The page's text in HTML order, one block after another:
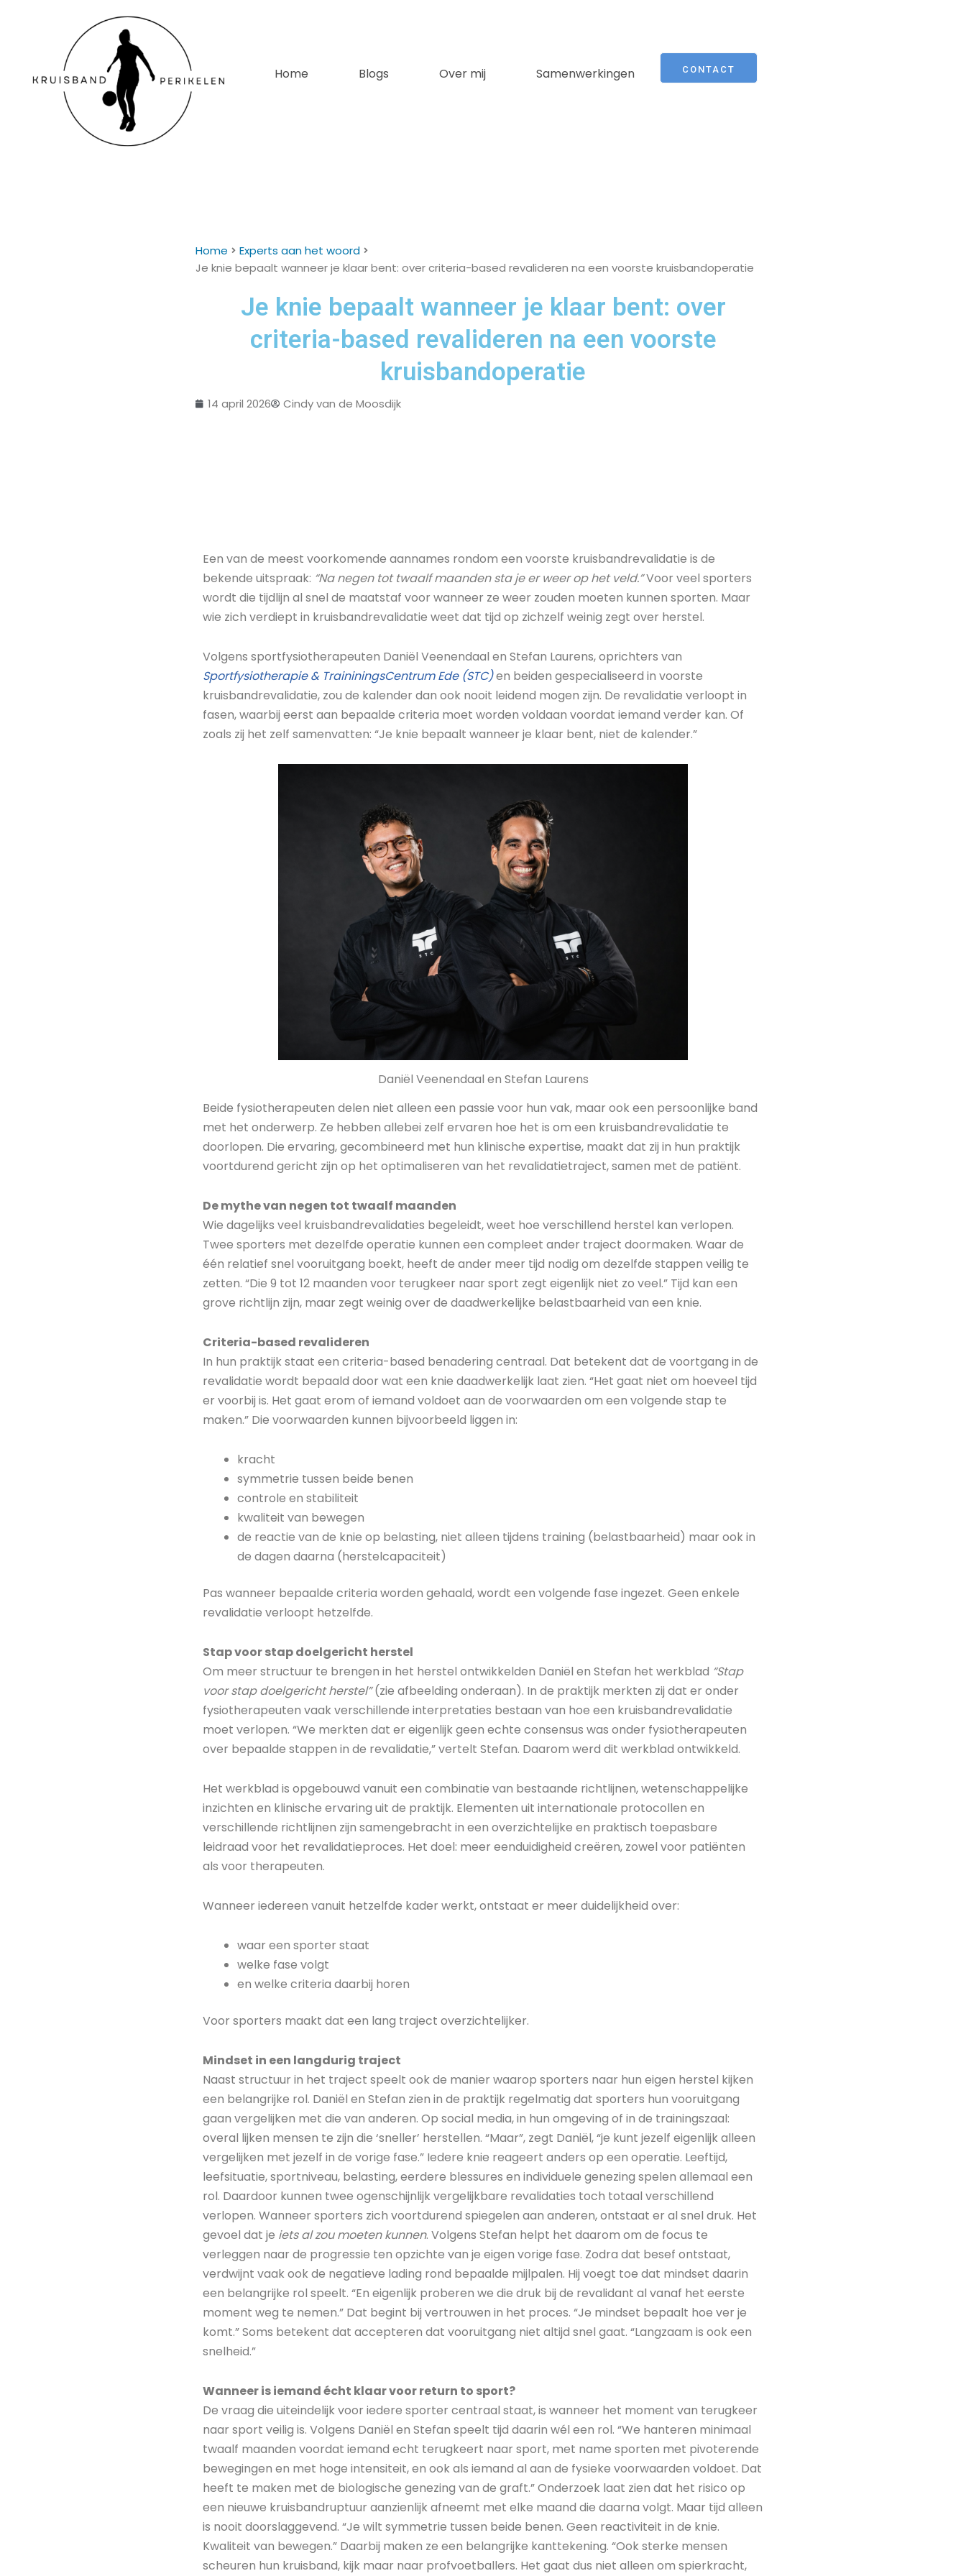
Home Blogs Over mij Samenwerkingen CONTACT
Home
Experts aan het woord
Je knie bepaalt wanneer je klaar bent: over criteria-based revalideren na een voorste kruisbandoperatie
Je knie bepaalt wanneer je klaar bent: over
criteria-based revalideren na een voorste
kruisbandoperatie
14 april 2026 Cindy van de Moosdijk
Een van de meest voorkomende aannames rondom een voorste kruisbandrevalidatie is de
bekende uitspraak: “Na negen tot twaalf maanden sta je er weer op het veld.”Voor veel sporters
wordt die tijdlijn al snel de maatstaf voor wanneer ze weer zouden moeten kunnen sporten. Maar
wie zich verdiept in kruisbandrevalidatie weet dat tijd op zichzelf weinig zegt over herstel.
Volgens sportfysiotherapeuten Daniël Veenendaal en Stefan Laurens, oprichters van
Sportfysiotherapie & TraininingsCentrum Ede (STC)en beiden gespecialiseerd in voorste
kruisbandrevalidatie, zou de kalender dan ook nooit leidend mogen zijn. De revalidatie verloopt in
fasen, waarbij eerst aan bepaalde criteria moet worden voldaan voordat iemand verder kan. Of
zoals zij het zelf samenvatten: “Je knie bepaalt wanneer je klaar bent, niet de kalender.”
Daniël Veenendaal en Stefan Laurens
Beide fysiotherapeuten delen niet alleen een passie voor hun vak, maar ook een persoonlijke band
met het onderwerp. Ze hebben allebei zelf ervaren hoe het is om een kruisbandrevalidatie te
doorlopen. Die ervaring, gecombineerd met hun klinische expertise, maakt dat zij in hun praktijk
voortdurend gericht zijn op het optimaliseren van het revalidatietraject, samen met de patiënt.
De mythe van negen tot twaalf maanden
Wie dagelijks veel kruisbandrevalidaties begeleidt, weet hoe verschillend herstel kan verlopen.
Twee sporters met dezelfde operatie kunnen een compleet ander traject doormaken. Waar de
één relatief snel vooruitgang boekt, heeft de ander meer tijd nodig om dezelfde stappen veilig te
zetten. “Die 9 tot 12 maanden voor terugkeer naar sport zegt eigenlijk niet zo veel.” Tijd kan een
grove richtlijn zijn, maar zegt weinig over de daadwerkelijke belastbaarheid van een knie.
Criteria-based revalideren
In hun praktijk staat een criteria-based benadering centraal. Dat betekent dat de voortgang in de
revalidatie wordt bepaald door wat een knie daadwerkelijk laat zien. “Het gaat niet om hoeveel tijd
er voorbij is. Het gaat erom of iemand voldoet aan de voorwaarden om een volgende stap te
maken.” Die voorwaarden kunnen bijvoorbeeld liggen in:
kracht
symmetrie tussen beide benen
controle en stabiliteit
kwaliteit van bewegen
de reactie van de knie op belasting, niet alleen tijdens training (belastbaarheid) maar ook in
de dagen daarna (herstelcapaciteit)
Pas wanneer bepaalde criteria worden gehaald, wordt een volgende fase ingezet. Geen enkele
revalidatie verloopt hetzelfde.
Stap voor stap doelgericht herstel
Om meer structuur te brengen in het herstel ontwikkelden Daniël en Stefan het werkblad “Stap
voor stap doelgericht herstel”(zie afbeelding onderaan). In de praktijk merkten zij dat er onder
fysiotherapeuten vaak verschillende interpretaties bestaan van hoe een kruisbandrevalidatie
moet verlopen. “We merkten dat er eigenlijk geen echte consensus was onder fysiotherapeuten
over bepaalde stappen in de revalidatie,” vertelt Stefan. Daarom werd dit werkblad ontwikkeld.
Het werkblad is opgebouwd vanuit een combinatie van bestaande richtlijnen, wetenschappelijke
inzichten en klinische ervaring uit de praktijk. Elementen uit internationale protocollen en
verschillende richtlijnen zijn samengebracht in een overzichtelijke en praktisch toepasbare
leidraad voor het revalidatieproces. Het doel: meer eenduidigheid creëren, zowel voor patiënten
als voor therapeuten.
Wanneer iedereen vanuit hetzelfde kader werkt, ontstaat er meer duidelijkheid over:
waar een sporter staat
welke fase volgt
en welke criteria daarbij horen
Voor sporters maakt dat een lang traject overzichtelijker.
Mindset in een langdurig traject
Naast structuur in het traject speelt ook de manier waarop sporters naar hun eigen herstel kijken
een belangrijke rol. Daniël en Stefan zien in de praktijk regelmatig dat sporters hun vooruitgang
gaan vergelijken met die van anderen. Op social media, in hun omgeving of in de trainingszaal:
overal lijken mensen te zijn die ‘sneller’ herstellen. “Maar”, zegt Daniël, “je kunt jezelf eigenlijk alleen
vergelijken met jezelf in de vorige fase.” Iedere knie reageert anders op een operatie. Leeftijd,
leefsituatie, sportniveau, belasting, eerdere blessures en individuele genezing spelen allemaal een
rol. Daardoor kunnen twee ogenschijnlijk vergelijkbare revalidaties toch totaal verschillend
verlopen. Wanneer sporters zich voortdurend spiegelen aan anderen, ontstaat er al snel druk. Het
gevoel dat je iets al zou moeten kunnen. Volgens Stefan helpt het daarom om de focus te
verleggen naar de progressie ten opzichte van je eigen vorige fase. Zodra dat besef ontstaat,
verdwijnt vaak ook de negatieve lading rond bepaalde mijlpalen. Hij voegt toe dat mindset daarin
een belangrijke rol speelt. “En eigenlijk proberen we die druk bij de revalidant al vanaf het eerste
moment weg te nemen.” Dat begint bij vertrouwen in het proces. “Je mindset bepaalt hoe ver je
komt.” Soms betekent dat accepteren dat vooruitgang niet altijd snel gaat. “Langzaam is ook een
snelheid.”
Wanneer is iemand écht klaar voor return to sport?
De vraag die uiteindelijk voor iedere sporter centraal staat, is wanneer het moment van terugkeer
naar sport veilig is. Volgens Daniël en Stefan speelt tijd daarin wél een rol. “We hanteren minimaal
twaalf maanden voordat iemand echt terugkeert naar sport, met name sporten met pivoterende
bewegingen en met hoge intensiteit, en ook als iemand al aan de fysieke voorwaarden voldoet. Dat
heeft te maken met de biologische genezing van de graft.” Onderzoek laat zien dat het risico op
een nieuwe kruisbandruptuur aanzienlijk afneemt met elke maand die daarna volgt. Maar tijd alleen
is nooit doorslaggevend. “Je wilt symmetrie tussen beide benen. Geen reactiviteit in de knie.
Kwaliteit van bewegen.” Daarbij maken ze een belangrijke kanttekening. “Ook sterke mensen
scheuren hun kruisband, kijk maar naar profvoetballers. Het gaat dus niet alleen om spierkracht,